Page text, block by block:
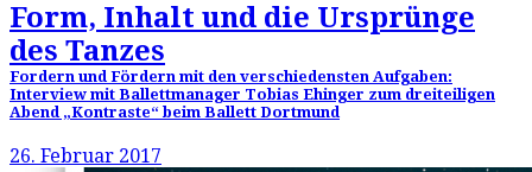
Form, Inhalt und die Ursprünge
des Tanzes
Fordern und Fördern mit den verschiedensten Aufgaben:
Interview mit Ballettmanager Tobias Ehinger zum dreiteiligen
Abend „Kontraste“ beim Ballett Dortmund
26. Februar 2017